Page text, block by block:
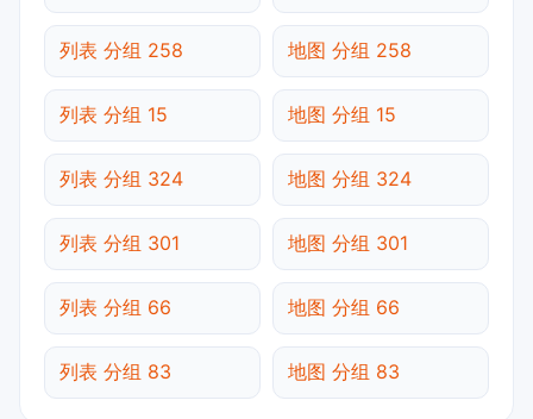
列表 分组 258 地图 分组 258
列表 分组 15 地图 分组 15
列表 分组 324 地图 分组 324
列表 分组 301 地图 分组 301
列表 分组 66 地图 分组 66
列表 分组 83 地图 分组 83